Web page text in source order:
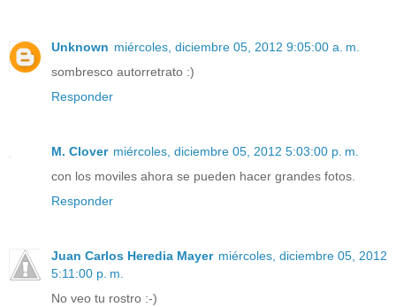
Unknown miércoles, diciembre 05, 2012 9:05:00 a. m.
sombresco autorretrato :)
Responder
M. Clover miércoles, diciembre 05, 2012 5:03:00 p. m.
con los moviles ahora se pueden hacer grandes fotos.
Responder
Juan Carlos Heredia Mayer miércoles, diciembre 05, 2012
5:11:00 p. m.
No veo tu rostro :-)